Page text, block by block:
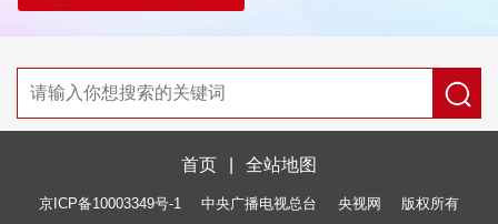
首页 全站地图
京ICP备10003349号-1 中央广播电视总台 央视网 版权所有